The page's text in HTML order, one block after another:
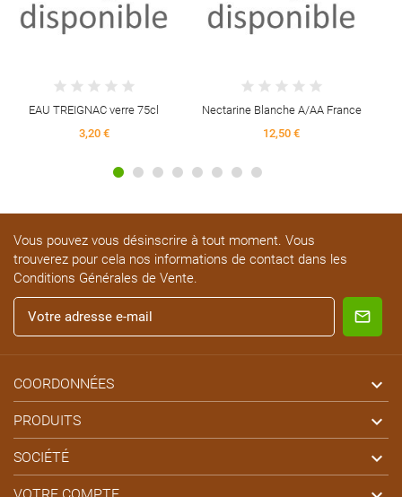
verre 75cl
Nectarine Blanche A/AA France
Vous pouvez vous désinscrire à tout moment. Vous
trouverez pour cela nos informations de contact dans les
Conditions Générales de Vente.
COORDONNÉES 
PRODUITS 
SOCIÉTÉ 
VOTRE COMPTE